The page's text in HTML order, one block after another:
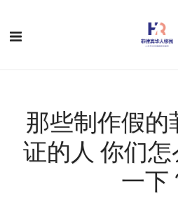
那些制作假的
证的人 你们
一下